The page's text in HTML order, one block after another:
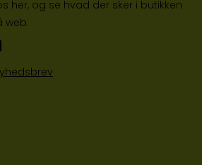
her, og se hvad der sker i butikken
web: